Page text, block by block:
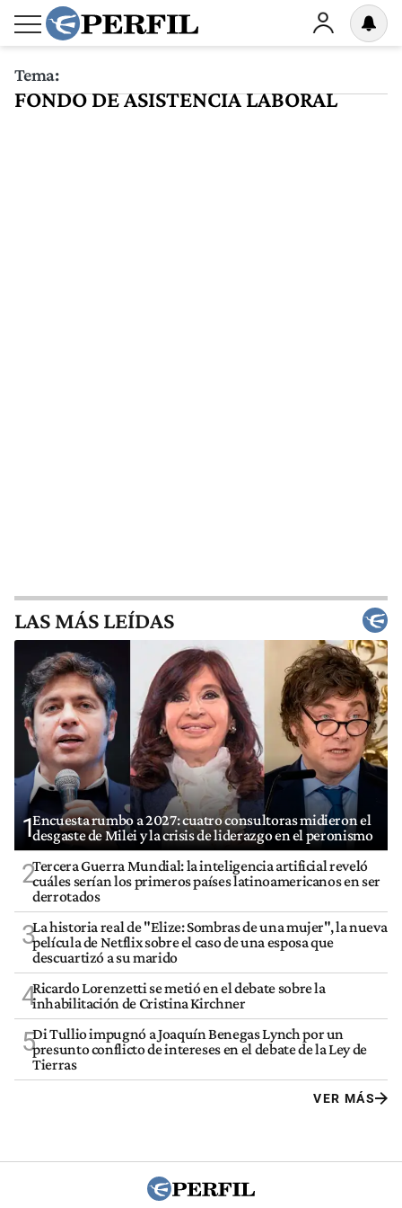
Tema:
FONDO DE ASISTENCIA LABORAL
LAS MÁS LEÍDAS
1Encuesta rumbo a 2027: cuatro consultoras midieron el
desgaste de Milei y la crisis de liderazgo en el peronismo
2Tercera Guerra Mundial: la inteligencia artificial reveló
cuáles serían los primeros países latinoamericanos en ser
derrotados
3La historia real de "Elize: Sombras de una mujer", la nueva
película de Netflix sobre el caso de una esposa que
descuartizó a su marido
4Ricardo Lorenzetti se metió en el debate sobre la
inhabilitación de Cristina Kirchner
5Di Tullio impugnó a Joaquín Benegas Lynch por un
presunto conflicto de intereses en el debate de la Ley de
Tierras
VER MÁS